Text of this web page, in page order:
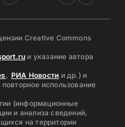
Creative Commons
и указание автора
, РИА Новости и др.) и
использование
(информационные
и анализа сведений,
на территории